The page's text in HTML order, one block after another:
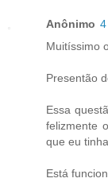
Anônimo
Muitíssimo
Presentão
Essa
felizmente
que eu
Está